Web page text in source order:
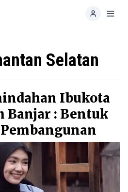
Selatan
Ibukota
Banjar : Bentuk